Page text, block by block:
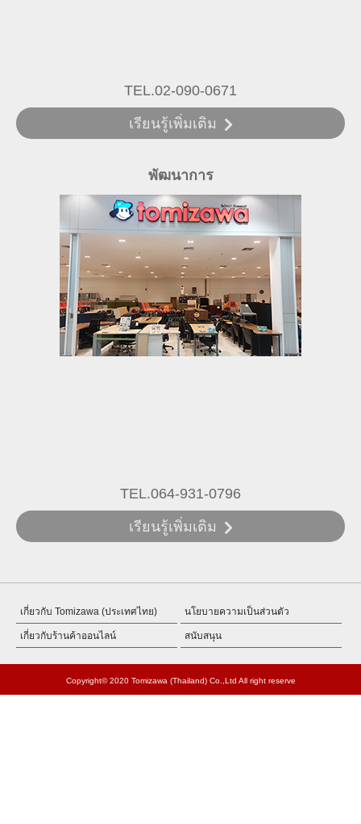
TEL.02-090-0671
เรียนรู้เพิ่มเติม
พัฒนาการ
TEL.064-931-0796
เรียนรู้เพิ่มเติม
เกี่ยวกับ Tomizawa (ประเทศไทย) นโยบายความเป็นส่วนตัว
เกี่ยวกับร้านค้าออนไลน์ สนับสนุน
Copyright© 2020 Tomizawa (Thailand) Co.,Ltd All right reserve